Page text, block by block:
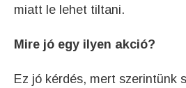
miatt le lehet tiltani.
Mire jó egy ilyen akció?
Ez jó kérdés, mert szerintünk